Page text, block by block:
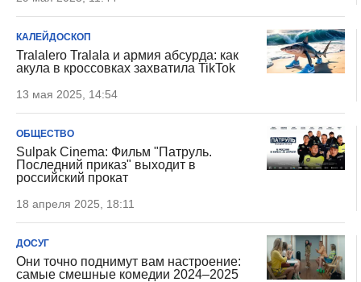
КАЛЕЙДОСКОП
Tralalero Tralala и армия абсурда: как
акула в кроссовках захватила TikTok
13 мая 2025, 14:54
ОБЩЕСТВО
Sulpak Cinema: Фильм "Патруль.
Последний приказ" выходит в
российский прокат
18 апреля 2025, 18:11
ДОСУГ
Они точно поднимут вам настроение:
самые смешные комедии 2024–2025